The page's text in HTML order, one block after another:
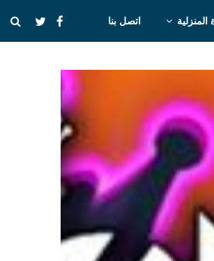
المنزلية اتصل بنا